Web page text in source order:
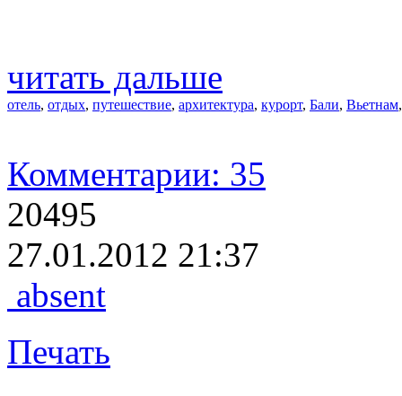
читать дальше
отель, отдых, путешествие, архитектура, курорт, Бали, Вьетнам
Комментарии: 35
20495
27.01.2012 21:37
absent
Печать